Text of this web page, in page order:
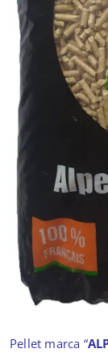
Pellet marca “